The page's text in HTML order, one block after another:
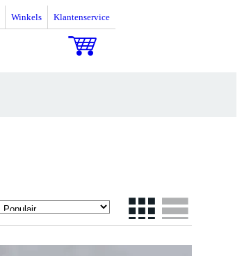
Winkels Klantenservice